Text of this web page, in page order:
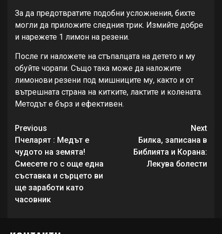
За да предотвратите подобни усложнения, бихте
могли да приложите следния трик. Измийте добре
и нарежете 1 лимон на резени.
После ги наложете на стъпалцата на детето и му
обуйте чорапи. Също така може да наложите
лимонови резени под мишниците му, както и от
вътрешната страна на китките, лактите и колената.
Методът е бърз и ефективен.
Continue
Reading
Previous
Пчеларят : Медът е
чудото на земята!
Смесете го с още една
съставка и сърцето ви
ще заработи като
часовник
Next
Билка, записана в
Библията и Корана:
Лекува болести